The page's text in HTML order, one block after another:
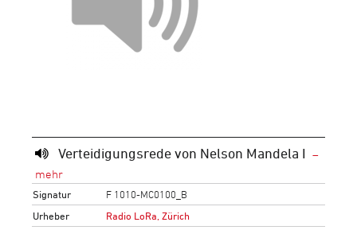
Verteidigungsrede von Nelson Mandela I
Signatur
F 1010-MC0100_B
Urheber
Radio LoRa, Zürich